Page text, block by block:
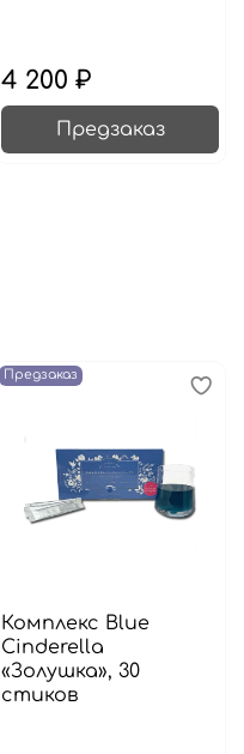
4 200 ₽
Предзаказ
Предзаказ
Комплекс Blue
Cinderella
«Золушка», 30
стиков